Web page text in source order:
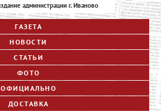
администрации г. Иваново
ГАЗЕТА
НОВОСТИ
СТАТЬИ
ФОТО
ОФИЦИАЛЬНО
ДОСТАВКА